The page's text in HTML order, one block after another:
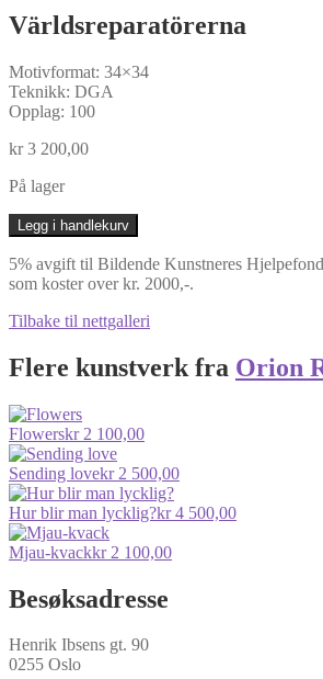
Världsreparatörerna
Motivformat: 34×34
Teknikk: DGA
Opplag: 100
kr3 200,00
På lager
Världsreparatörerna
antall
Legg i handlekurv
5% avgift til Bildende Kunstneres
som koster over kr. 2000,-.
Tilbake til nettgalleri
Flere kunstverk fra Orion
Flowerskr2 100,00
Sending lovekr2 500,00
Hur blir man lycklig?kr4 500,00
Mjau-kvackkr2 100,00
Besøksadresse
Henrik Ibsens gt. 90
0255 Oslo